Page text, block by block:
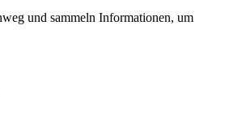
und sammeln Informationen, um